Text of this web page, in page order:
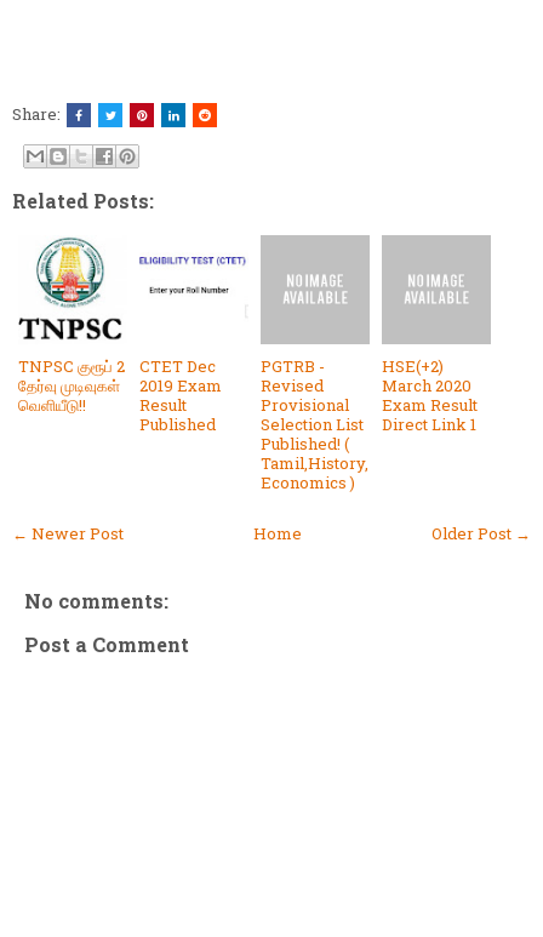
Share:
Related Posts:
TNPSC குரூப் 2
தேர்வு முடிவுகள்
வெளியீடு!!
CTET Dec
2019 Exam
Result
Published
PGTRB -
Revised
Provisional
Selection List
Published! (
Tamil,History,
Economics )
HSE(+2)
March 2020
Exam Result
Direct Link 1
← Newer Post Older Post →
Home
No comments:
Post a Comment